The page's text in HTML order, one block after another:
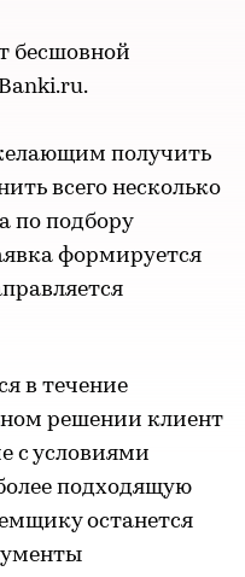
бесшовной
получить
всего несколько
по подбору
формируется
в течение
решении клиент
с условиями
подходящую
останется